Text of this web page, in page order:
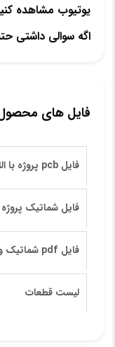
یوتیوب مشاهده
اگه سوالی داشتی
فایل های
فایل pcb پروژه با التیوم
فایل شماتیک پروژه
فایل pdf شماتیک و pcb
لیست قطعات